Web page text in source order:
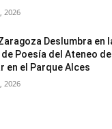
2026
Deslumbra en
de Poesía del Ateneo de
en el Parque Alces
2026